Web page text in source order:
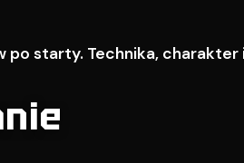
starty. Technika, charakter